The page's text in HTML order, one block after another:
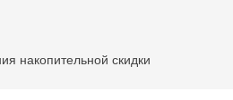
накопительной скидки